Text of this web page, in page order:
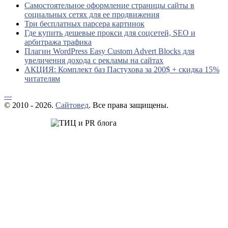
Самостоятельное оформление страницы сайты в
социальных сетях для ее продвижения
Три бесплатных парсера картинок
Где купить дешевые прокси для соцсетей, SEO и
арбитража трафика
Плагин WordPress Easy Custom Advert Blocks для
увеличения дохода с рекламы на сайтах
АКЦИЯ: Комплект баз Пастухова за 200$ + скидка 15%
читателям
---
© 2010 - 2026. Сайтовед. Все права защищены.